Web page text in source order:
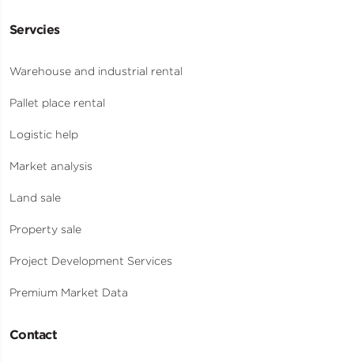
Servcies
Warehouse and industrial rental
Pallet place rental
Logistic help
Market analysis
Land sale
Property sale
Project Development Services
Premium Market Data
Contact